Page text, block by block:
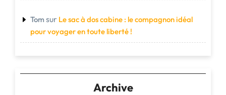
Tom sur Le sac à dos cabine : le compagnon idéal
pour voyager en toute liberté !
Archive